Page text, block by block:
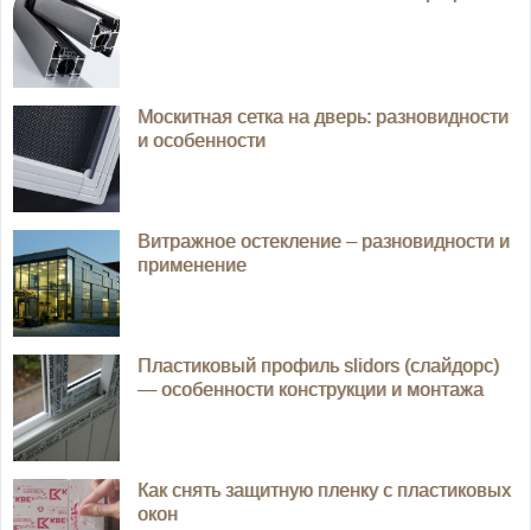
Москитная сетка на дверь: разновидности
и особенности
Витражное остекление – разновидности и
применение
Пластиковый профиль slidors (слайдорс)
— особенности конструкции и монтажа
Как снять защитную пленку с пластиковых
окон